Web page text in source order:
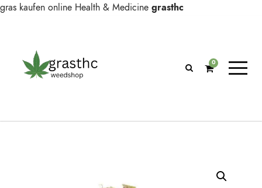
gras kaufen online Health & Medicine grasthc
0